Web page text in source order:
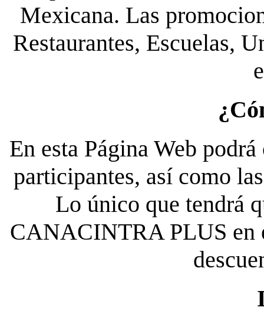
Mexicana. Las
Restaurantes, Escuelas,
En esta Página Web
participantes, así como
Lo único que tendrá
CANACINTRA PLUS en